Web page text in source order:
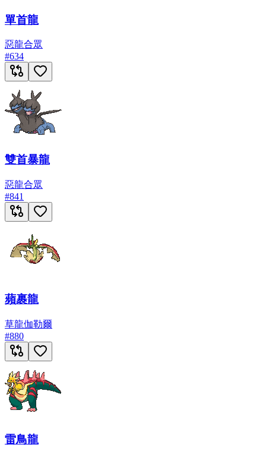
單首龍
惡龍合眾
#634
雙首暴龍
惡龍合眾
#841
蘋裹龍
草龍伽勒爾
#880
雷鳥龍